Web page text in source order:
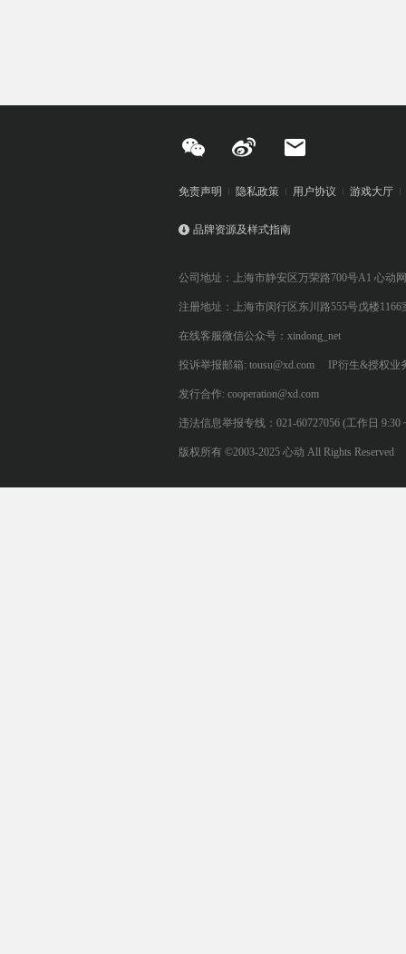
免责声明 隐私政策 用户协议 游戏大厅
品牌资源及样式指南
公司地址：上海市静安区万荣路700号A1 心动
注册地址：上海市闵行区东川路555号戊楼1166
在线客服微信公众号：xindong_net
投诉举报邮箱: tousu@xd.com IP衍生&授权业
发行合作: cooperation@xd.com
违法信息举报专线：021-60727056 (工作日 9:30
版权所有 ©2003-2025 心动 All Rights Reserved